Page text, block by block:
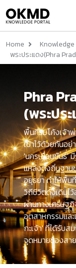
Home
พระประแดง(Phra
Phra
(พระปร
พื้นที่ริมโค้งเจ้า
เข้าไว้ด้วยกันอย่
'นครเขื่อนขันธ์'
แหล่งตั้งถิ่นฐา
อยุธยา ทำให้พื้
วิถีชีวิตดั้งเดิมไ
ผ่านทางเศรษฐ
อุตสาหกรรมแล
กะเจ้า' ที่ได้รับ
จุดหมายของสา
เที่ยวเชิงเรียนรู้
ความสร้างสรร